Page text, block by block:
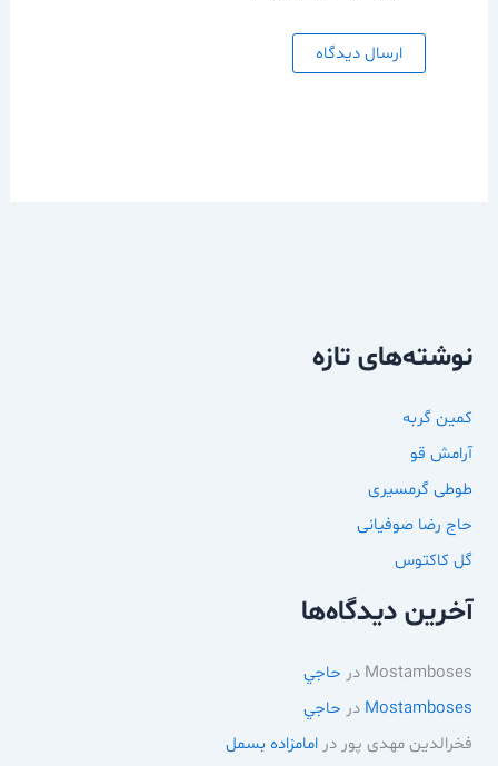
نوشته‌های تازه
کمین گربه
آرامش قو
طوطی گرمسیری
حاج رضا صوفیانی
گل کاکتوس
آخرین دیدگاه‌ها
Mostamboses در حاجي
Mostamboses در حاجي
فخرالدین مهدی پور درامامزاده بسمل